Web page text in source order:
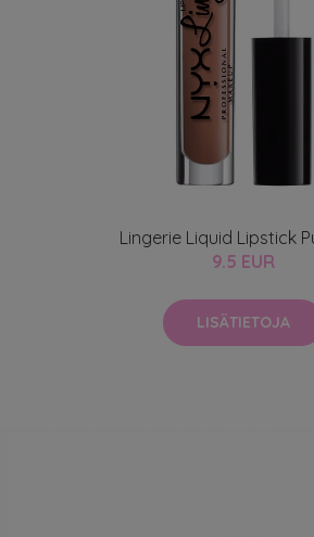
Lingerie Liquid Lipstick
9.5 EUR
LISÄTIETOJA